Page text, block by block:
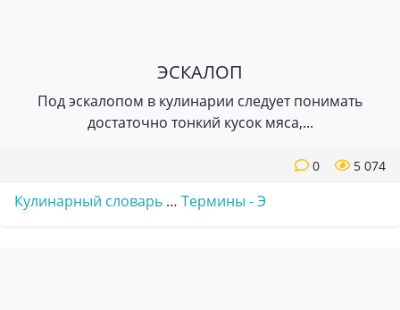
ЭСКАЛОП
Под эскалопом в кулинарии следует понимать
достаточно тонкий кусок мяса,...
5 074
0
Кулинарный словарь … Термины - Э